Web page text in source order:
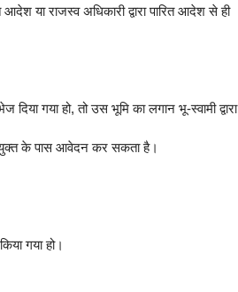
या राजस्व अधिकारी द्वारा पारित आदेश से ही
गया हो, तो उस भूमि का लगान भू-स्वामी द्वारा
के पास आवेदन कर सकता है।
गया हो।